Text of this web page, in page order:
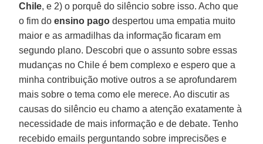
Chile, e 2) o porquê do silêncio sobre isso. Acho que
o fim doensino pago despertou uma empatia muito
maior e as armadilhas da informação ficaram em
segundo plano. Descobri que o assunto sobre essas
mudanças no Chile é bem complexo e espero que a
minha contribuição motive outros a se aprofundarem
mais sobre o tema como ele merece. Ao discutir as
causas do silêncio eu chamo a atenção exatamente à
necessidade de mais informação e de debate. Tenho
recebido emails perguntando sobre imprecisões e